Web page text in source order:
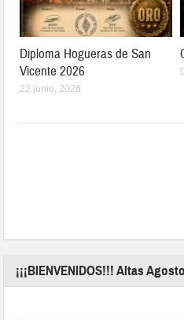
Diploma Hogueras de San
Vicente 2026
22 junio, 2026
¡¡¡BIENVENIDOS!!! Altas